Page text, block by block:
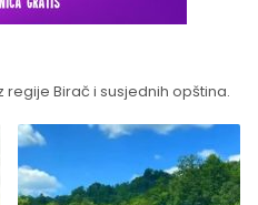
regije Birač i susjednih opština.